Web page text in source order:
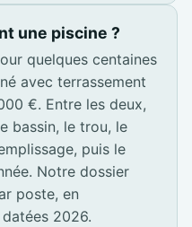
une piscine ?
quelques centaines
avec terrassement
€. Entre les deux,
bassin, le trou, le
puis le
Notre dossier
poste, en
2026.